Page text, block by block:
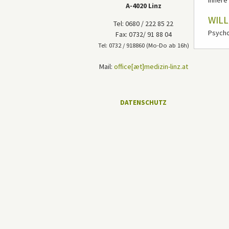
A-4020 Linz
Tel: 0680 / 222 85 22
Fax: 0732/ 91 88 04
Tel: 0732 / 918860 (Mo-Do ab 16h)
Mail: office[æt]medizin-linz.at
DATENSCHUTZ